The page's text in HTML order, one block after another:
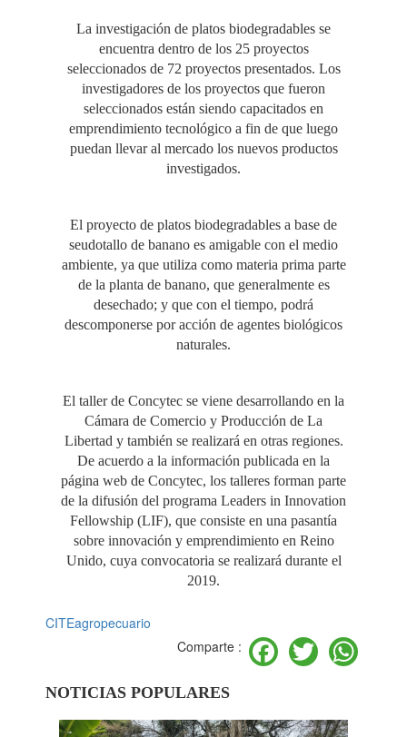
La investigación de platos biodegradables se
encuentra dentro de los 25 proyectos
seleccionados de 72 proyectos presentados. Los
investigadores de los proyectos que fueron
seleccionados están siendo capacitados en
emprendimiento tecnológico a fin de que luego
puedan llevar al mercado los nuevos productos
investigados.
El proyecto de platos biodegradables a base de
seudotallo de banano es amigable con el medio
ambiente, ya que utiliza como materia prima parte
de la planta de banano, que generalmente es
desechado; y que con el tiempo, podrá
descomponerse por acción de agentes biológicos
naturales.
El taller de Concytec se viene desarrollando en la
Cámara de Comercio y Producción de La
Libertad y también se realizará en otras regiones.
De acuerdo a la información publicada en la
página web de Concytec, los talleres forman parte
de la difusión del programa Leaders in Innovation
Fellowship (LIF), que consiste en una pasantía
sobre innovación y emprendimiento en Reino
Unido, cuya convocatoria se realizará durante el
2019.
CITEagropecuario
Comparte :
Facebook
Twitter
NOTICIAS POPULARES